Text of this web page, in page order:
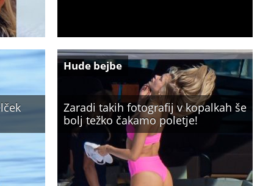
Zaradi takih fotografij v kopalkah še
bolj težko čakamo poletje!
Hude bejbe